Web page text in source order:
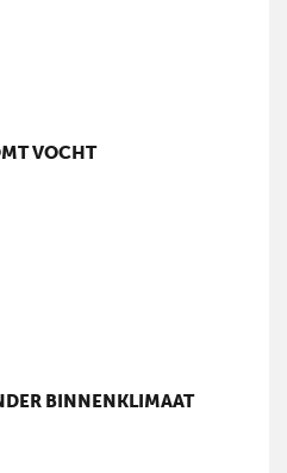
VOCHT
BINNENKLIMAAT